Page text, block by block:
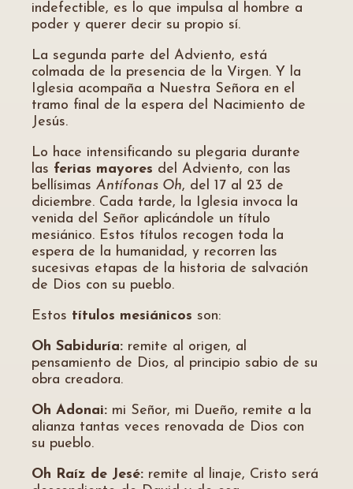
indefectible, es lo que impulsa al hombre a
poder y querer decir su propio sí.
La segunda parte del Adviento, está
colmada de la presencia de la Virgen. Y la
Iglesia acompaña a Nuestra Señora en el
tramo final de la espera del Nacimiento de
Jesús.
Lo hace intensificando su plegaria durante
las ferias mayores del Adviento, con las
bellísimas Antífonas Oh, del 17 al 23 de
diciembre. Cada tarde, la Iglesia invoca la
venida del Señor aplicándole un título
mesiánico. Estos títulos recogen toda la
espera de la humanidad, y recorren las
sucesivas etapas de la historia de salvación
de Dios con su pueblo.
Estos títulos mesiánicos son:
Oh Sabiduría: remite al origen, al
pensamiento de Dios, al principio sabio de su
obra creadora.
Oh Adonai: mi Señor, mi Dueño, remite a la
alianza tantas veces renovada de Dios con
su pueblo.
Oh Raíz de Jesé: remite al linaje, Cristo será